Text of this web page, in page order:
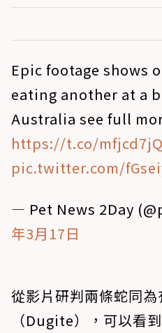
Epic footage shows
eating another at a
Australia see full
https://t.co/
pic.twitter.com/
— Pet News 2Day
年3月17日
從影片研判兩條蛇同
（Dugite），可以看